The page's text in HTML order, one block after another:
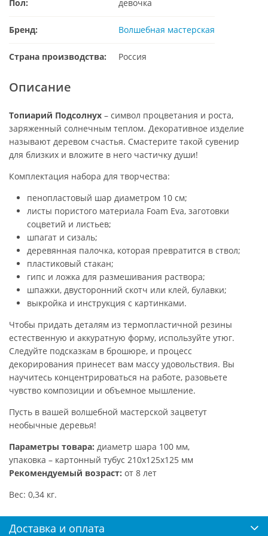
Пол: девочка
Бренд: Волшебная мастерская
Страна производства: Россия
Описание
Топиарий Подсолнух – символ процветания и роста,
заряженный солнечным теплом. Декоративное изделие
называют деревом счастья. Смастерите такой сувенир
для близких и вложите в него частичку души!
Комплектация набора для творчества:
пенопластовый шар диаметром 10 см;
листы пористого материала Foam Eva, заготовки
соцветий и листьев;
шпагат и сизаль;
деревянная палочка, которая превратится в ствол;
пластиковый стакан;
гипс и ложка для размешивания раствора;
шпажки, двусторонний скотч или клей, булавки;
выкройка и инструкция с картинками.
Чтобы придать деталям из термопластичной резины
естественную и аккуратную форму, используйте утюг.
Следуйте подсказкам в брошюре, и процесс
декорирования принесет вам массу удовольствия. Вы
научитесь концентрироваться на работе, разовьете
чувство композиции и объемное мышление.
Пусть в вашей волшебной мастерской зацветут
необычные деревья!
Параметры товара: диаметр шара 100 мм,
упаковка – картонный тубус 210х125х125 мм
Рекомендуемый возраст: от 8 лет
Вес: 0,34 кг.
Доставка и оплата